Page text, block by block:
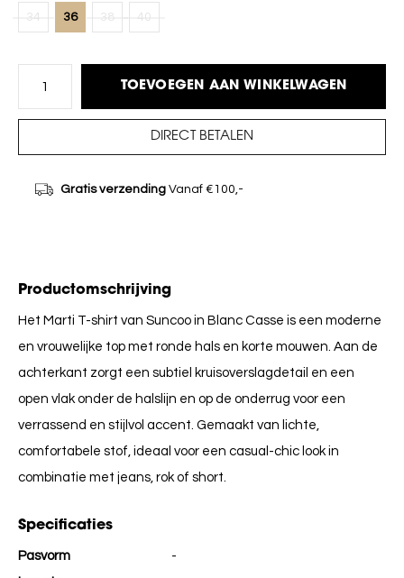
34 36 38 40
TOEVOEGEN AAN WINKELWAGEN
DIRECT BETALEN
Gratis verzendingVanaf €100,-
Productomschrijving
Het Marti T-shirt van Suncoo in Blanc Casse is een moderne
en vrouwelijke top met ronde hals en korte mouwen. Aan de
achterkant zorgt een subtiel kruisoverslagdetail en een
open vlak onder de halslijn en op de onderrug voor een
verrassend en stijlvol accent. Gemaakt van lichte,
comfortabele stof, ideaal voor een casual-chic look in
combinatie met jeans, rok of short.
Specificaties
Pasvorm
-